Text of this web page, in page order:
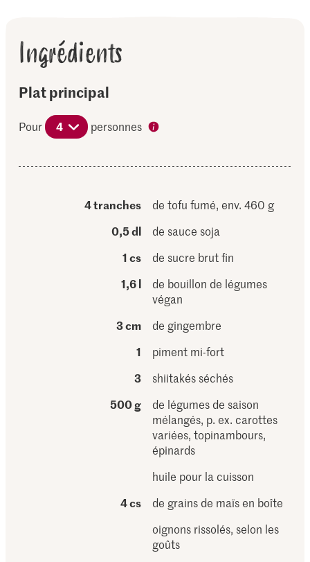
Ingrédients
Plat principal
Pour 4 personnes
4 tranches
de tofu fumé, env. 460 g
0,5 dl
de sauce soja
1 cs
de sucre brut fin
1,6 l
de bouillon de légumes
végan
3 cm
de gingembre
1
piment mi-fort
3
shiitakés séchés
500 g
de légumes de saison
mélangés, p. ex. carottes
variées, topinambours,
épinards
huile pour la cuisson
4 cs
de grains de maïs en boîte
oignons rissolés, selon les
goûts